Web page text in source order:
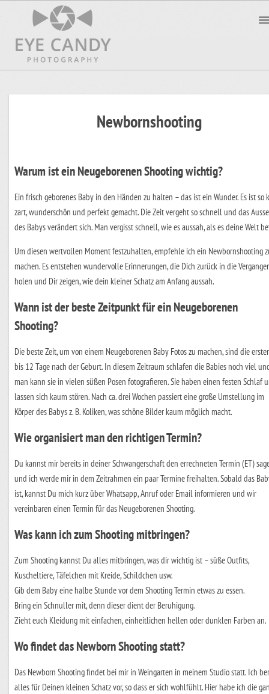
Newbornshooting
Warum ist ein Neugeborenen Shooting wichtig?
Ein frisch geborenes Baby in den Händen zu halten – das ist ein Wunder. Es ist so
zart, wunderschön und perfekt gemacht. Die Zeit vergeht so schnell und das
des Babys verändert sich. Man vergisst schnell, wie es aussah, als es deine Welt
Um diesen wertvollen Moment festzuhalten, empfehle ich ein Newbornshooting
machen. Es entstehen wundervolle Erinnerungen, die Dich zurück in die
holen und Dir zeigen, wie dein kleiner Schatz am Anfang aussah.
Wann ist der beste Zeitpunkt für ein Neugeborenen
Shooting?
Die beste Zeit, um von einem Neugeborenen Baby Fotos zu machen, sind die
bis 12 Tage nach der Geburt. In diesem Zeitraum schlafen die Babies noch viel
man kann sie in vielen süßen Posen fotografieren. Sie haben einen festen Schlaf
lassen sich kaum stören. Nach ca. drei Wochen passiert eine große Umstellung im
Körper des Babys z. B. Koliken, was schöne Bilder kaum möglich macht.
Wie organisiert man den richtigen Termin?
Du kannst mir bereits in deiner Schwangerschaft den errechneten Termin (ET)
und ich werde mir in dem Zeitrahmen ein paar Termine freihalten. Sobald das
ist, kannst Du mich kurz über Whatsapp, Anruf oder Email informieren und wir
vereinbaren einen Termin für das Neugeborenen Shooting.
Was kann ich zum Shooting mitbringen?
Zum Shooting kannst Du alles mitbringen, was dir wichtig ist – süße Outfits,
Kuscheltiere, Täfelchen mit Kreide, Schildchen usw.
Gib dem Baby eine halbe Stunde vor dem Shooting Termin etwas zu essen.
Bring ein Schnuller mit, denn dieser dient der Beruhigung.
Zieht euch Kleidung mit einfachen, einheitlichen hellen oder dunklen Farben an.
Wo findet das Newborn Shooting statt?
Das Newborn Shooting findet bei mir in Weingarten in meinem Studio statt. Ich
alles für Deinen kleinen Schatz vor, so dass er sich wohlfühlt. Hier habe ich die